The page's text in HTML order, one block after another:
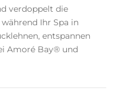
verdoppelt die
Ihr Spa in
entspannen
Amoré Bay® und